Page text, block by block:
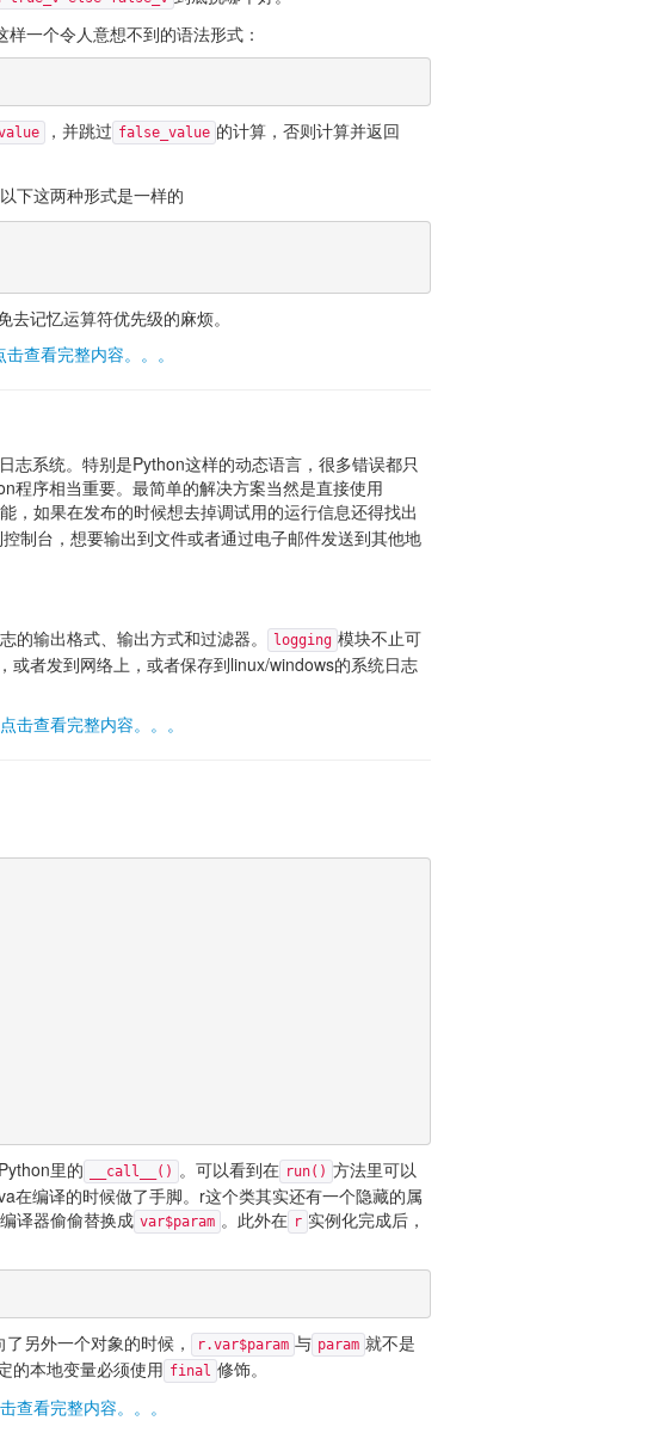
一个令人意想不到的语法形式：
，并跳过 false_value 的计算，否则计算并返回
下这两种形式是一样的
记忆运算符优先级的麻烦。
击查看完整内容。。。
志系统。特别是Python这样的动态语言，很多错误都只
程序相当重要。最简单的解决方案当然是直接使用
，如果在发布的时候想去掉调试用的运行信息还得找出
制台，想要输出到文件或者通过电子邮件发送到其他地
的输出格式、输出方式和过滤器。 logging 模块不止可
或者发到网络上，或者保存到linux/windows的系统日志
点击查看完整内容。。。
里的 __call__() 。可以看到在 run() 方法里可以
在编译的时候做了手脚。r这个类其实还有一个隐藏的属
译器偷偷替换成 var$param 。此外在 r 实例化完成后，
了另外一个对象的时候， r.var$param 与 param 就不是
的本地变量必须使用 final 修饰。
查看完整内容。。。